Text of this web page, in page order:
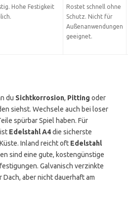
Hohe Festigkeit
Rostet schnell ohne
Schutz. Nicht für
Außenanwendungen
geeignet.
du Sichtkorrosion, Pitting oder
siehst. Wechsele auch bei loser
spürbar Spiel haben. Für
Edelstahl A4die sicherste
Inland reicht oft Edelstahl
sind eine gute, kostengünstige
Galvanisch verzinkte
Dach, aber nicht dauerhaft am